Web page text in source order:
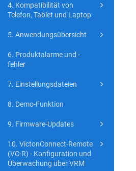
4. Kompatibilität von
Telefon, Tablet und Laptop
5. Anwendungsübersicht
6. Produktalarme und -
fehler
7. Einstellungsdateien
8. Demo-Funktion
9. Firmware-Updates
10. VictonConnect-Remote
(VC-R) - Konfiguration und
Überwachung über VRM